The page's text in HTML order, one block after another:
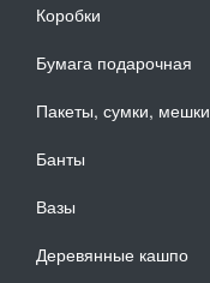
Коробки
Бумага подарочная
Пакеты, сумки, мешки
Банты
Вазы
Деревянные кашпо